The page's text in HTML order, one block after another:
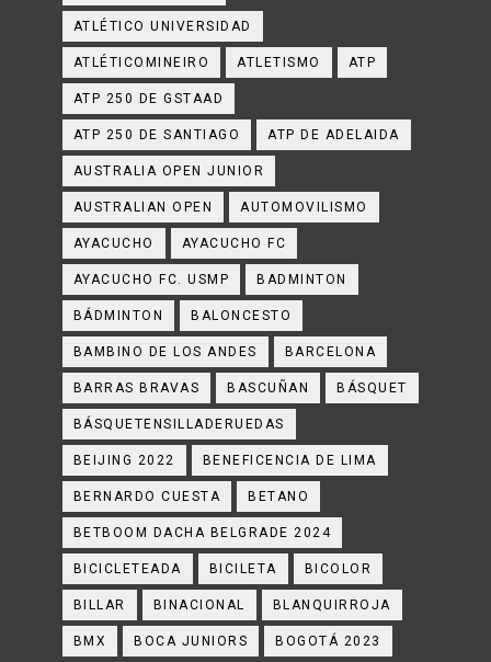
ATLÉTICO UNIVERSIDAD
ATLÉTICOMINEIRO ATLETISMO ATP
ATP 250 DE GSTAAD
ATP 250 DE SANTIAGO ATP DE ADELAIDA
AUSTRALIA OPEN JUNIOR
AUSTRALIAN OPEN AUTOMOVILISMO
AYACUCHO AYACUCHO FC
AYACUCHO FC. USMP BADMINTON
BÁDMINTON BALONCESTO
BAMBINO DE LOS ANDES BARCELONA
BARRAS BRAVAS BASCUÑAN BÁSQUET
BÁSQUETENSILLADERUEDAS
BEIJING 2022 BENEFICENCIA DE LIMA
BERNARDO CUESTA BETANO
BETBOOM DACHA BELGRADE 2024
BICICLETEADA BICILETA BICOLOR
BILLAR BINACIONAL BLANQUIRROJA
BMX BOCA JUNIORS BOGOTÁ 2023